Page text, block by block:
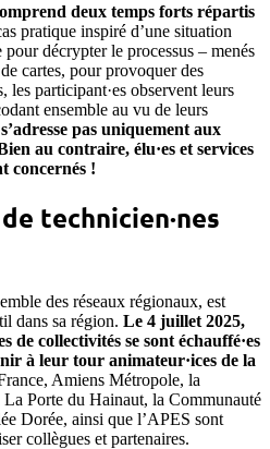
deux temps forts répartis
pratique inspiré d’une situation
pour décrypter le processus – menés
cartes, pour provoquer des
les participant·es observent leurs
ensemble au vu de leurs
pas uniquement aux
au contraire, élu·es et services
concernés !
technicien·nes
des réseaux régionaux, est
dans sa région. Le 4 juillet 2025,
de collectivités se sont échauffé·es
à leur tour animateur·ices de la
Amiens Métropole, la
Porte du Hainaut, la Communauté
Dorée, ainsi que l’APES sont
collègues et partenaires.